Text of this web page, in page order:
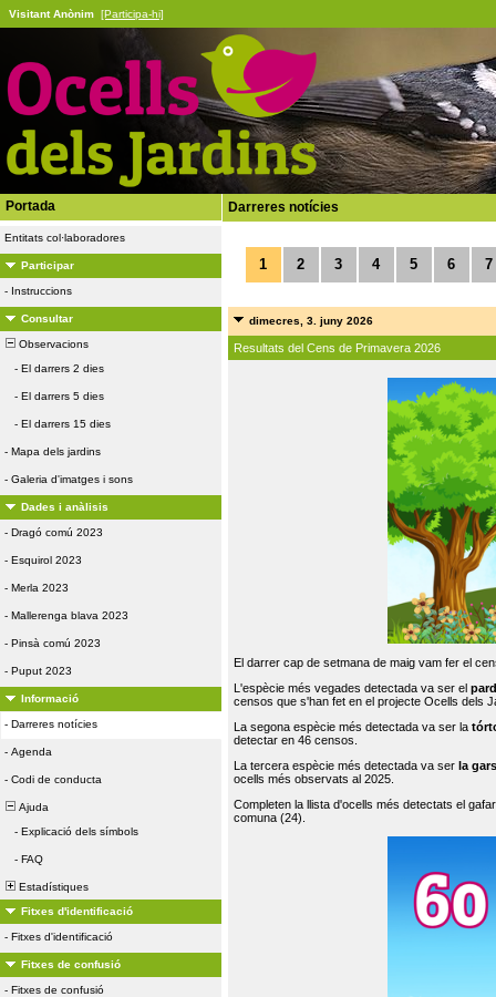
Visitant Anònim [Participa-hi]
Portada
Entitats col·laboradores
Participar
- Instruccions
Consultar
Observacions
- El darrers 2 dies
- El darrers 5 dies
- El darrers 15 dies
- Mapa dels jardins
- Galeria d'imatges i sons
Dades i anàlisis
- Dragó comú 2023
- Esquirol 2023
- Merla 2023
- Mallerenga blava 2023
- Pinsà comú 2023
- Puput 2023
Informació
- Darreres notícies
- Agenda
- Codi de conducta
Ajuda
- Explicació dels símbols
- FAQ
Estadístiques
Fitxes d'identificació
- Fitxes d'identificació
Fitxes de confusió
- Fitxes de confusió
Darreres notícies
1 2 3 4 5 6 7
dimecres, 3. juny 2026
Resultats del Cens de Primavera 2026
El darrer cap de setmana de maig vam fer el
L'espècie més vegades detectada va ser el
censos que s'han fet en el projecte Ocells dels
La segona espècie més detectada va ser la
detectar en 46 censos.
La tercera espècie més detectada va ser la
ocells més observats al 2025.
Completen la llista d'ocells més detectats el
comuna (24).